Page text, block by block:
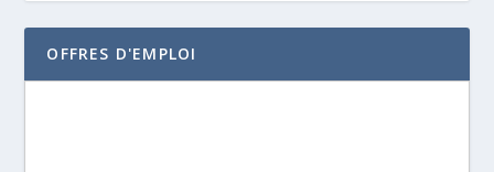
OFFRES D'EMPLOI